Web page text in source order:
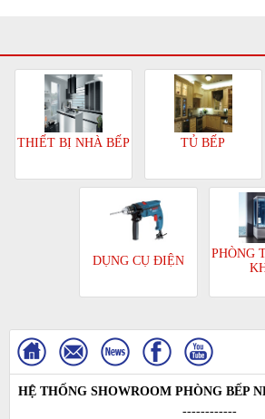
THIẾT BỊ NHÀ BẾP TỦ BẾP
DỤNG CỤ ĐIỆN
PHÒNG
HỆ THỐNG SHOWROOM PHÒNG BẾP
------------